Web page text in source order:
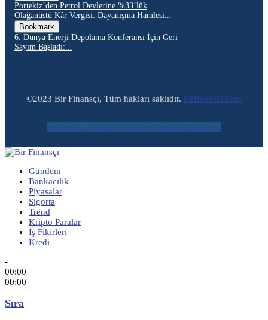
Portekiz’den Petrol Devlerine %33’lük
Olağanüstü Kâr Vergisi: Dayanışma Hamlesi...
Bookmark
6. Dünya Enerji Depolama Konferansı İçin Geri
Sayım Başladı:...
©2023 Bir Finansçı, Tüm hakları saklıdır. birfinansci.com
Facebook Twitter Instagram Youtube Envelope
Gündem
Bankacılık
Piyasalar
Sigorta
Trend
Kripto Paralar
İş Fikirleri
Kredi
-
00:00
00:00
Sıra